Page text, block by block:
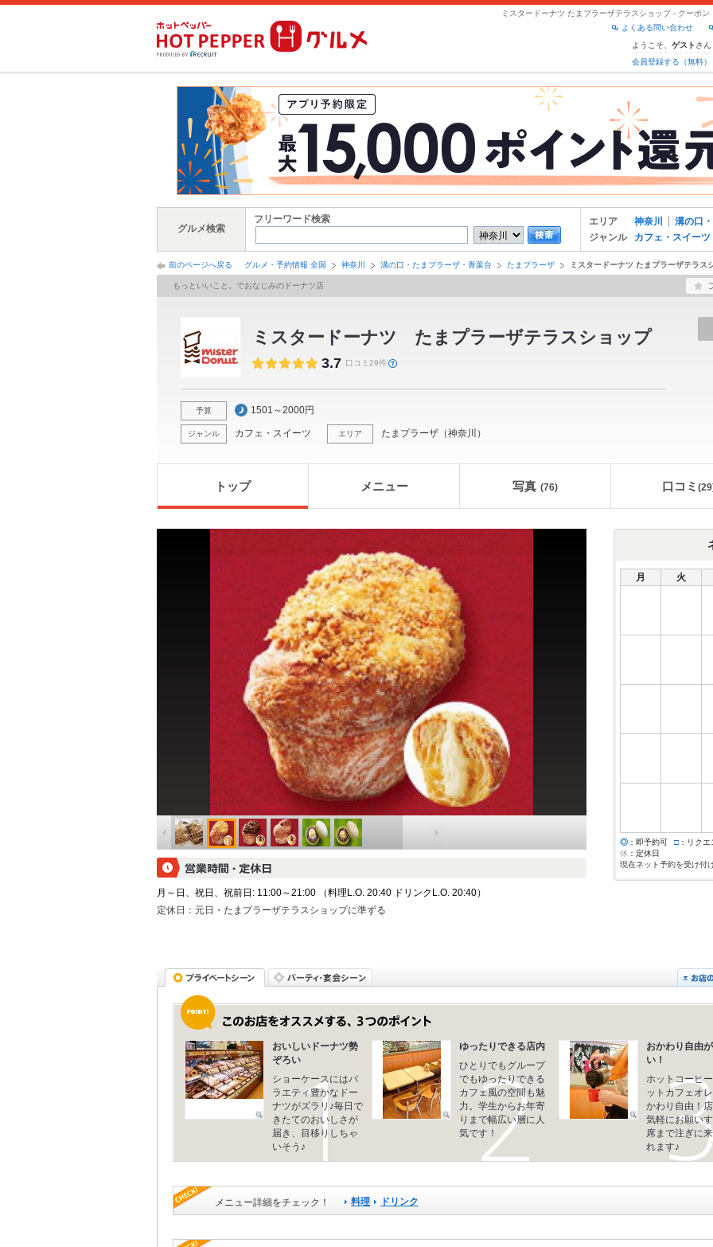
ミスタードーナツ たまプラーザテラスショップ - クーポ
よくある問い合わせ
ようこそ、 ゲスト さん
会員登録する（無料）
グルメ検索
フリーワード検索 エリア 神奈川
溝の口
ジャンル
カフェ・スイーツ
前のページへ戻る グルメ・予約情報 全国 神奈川 溝の口・たまプラーザ・青葉台 たまプラーザ ミスタードーナツ たまプラーザテラス
もっといいこと。でおなじみのドーナツ店
ミスタードーナツ たまプラーザテラスショップ
3.7 口コミ29件
予算 1501～2000円
ジャンル カフェ・スイーツ エリア たまプラーザ （神奈川 ）
トップ メニュー 写真 (76) 口コミ (29
月～日、祝日、祝前日: 11:00～21:00 （料理L.O. 20:40 ドリンクL.O. 20:40）
定休日： 元日・たまプラーザテラスショップに準ずる
月 火
◎ ：即予約可 □ ：リク
休 ：定休日
現在ネット予約を受け付
おいしいドーナツ勢
ぞろい
ショーケースにはバ
ラエティ豊かなドー
ナツがズラリ♪毎日で
きたてのおいしさが
届き、目移りしちゃ
いそう♪
ゆったりできる店内
ひとりでもグループ
でもゆったりできる
カフェ風の空間も魅
力。学生からお年寄
りまで幅広い層に人
気です！
おかわり自由
い！
ホットコーヒ
ットカフェオ
かわり自由！
気軽にお願い
席まで注ぎに
れます♪
メニュー詳細をチェック！ 料理 ドリンク